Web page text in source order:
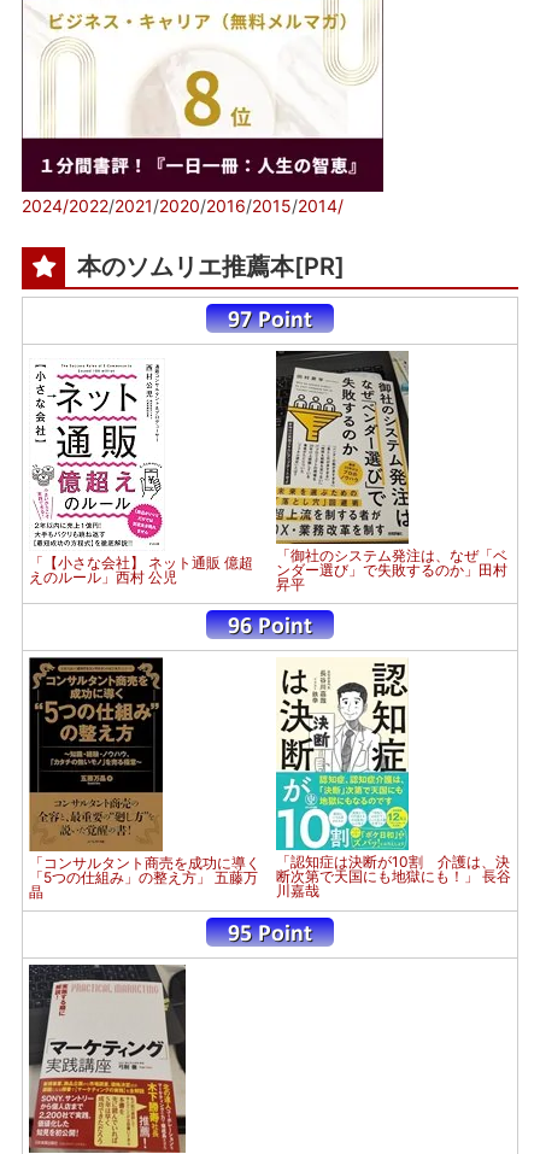
2024/2022/2021/2020/2016/2015/2014/
本のソムリエ推薦本[PR]
「【小さな会社】 ネット通販 億超
えのルール」西村 公児
「御社のシステム発注は、なぜ「ベ
ンダー選び」で失敗するのか」田村
昇平
「コンサルタント商売を成功に導く
「5つの仕組み」の整え方」 五藤万
晶
「認知症は決断が10割 介護は、決
断次第で天国にも地獄にも！」 長谷
川嘉哉